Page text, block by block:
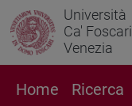
Università
Ca' Foscari
Venezia
Home Ricerca